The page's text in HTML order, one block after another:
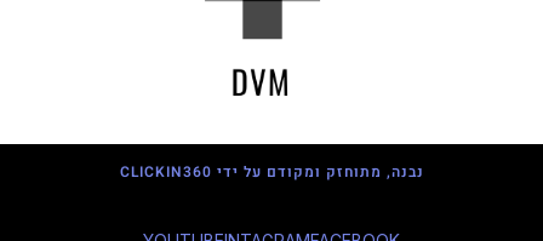
נבנה, מתוחזק ומקודם על ידי CLICKIN360